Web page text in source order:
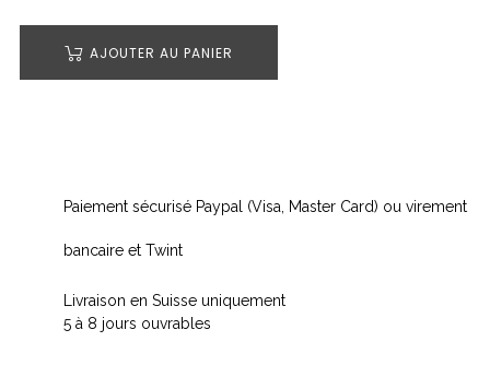
AJOUTER AU PANIER
Paiement sécurisé Paypal (Visa, Master Card) ou virement
bancaire et Twint
Livraison en Suisse uniquement
5 à 8 jours ouvrables